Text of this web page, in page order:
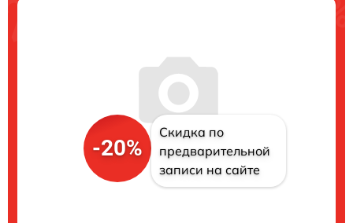
-20%
Скидка по
предварительной
записи на сайте